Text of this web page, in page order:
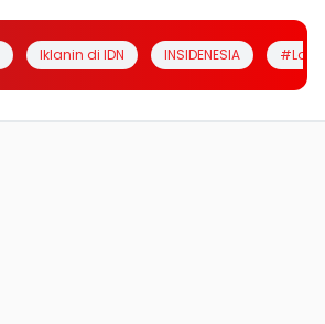
Iklanin di IDN INSIDENESIA